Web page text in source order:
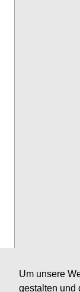
Um unsere
gestalten und